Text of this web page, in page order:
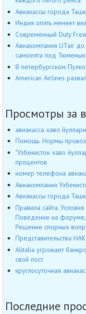
Авиакассы города
Индия опять меняет
Современный Duty
Авиакомпания UTair
самоелта под Тюменью
В петербургском
American Airlines
Просмотры за
авиакасса хаво йуллари
Помощь. Нормы
"Узбекистон хаво
процентов
номер телефона
Авиакомпания
Авиакассы города
Правила сайта,
Поведение на форуме,
Решение спорных
Представительства
Alitalia угрожает
свой пост
круглосуточная
Последние